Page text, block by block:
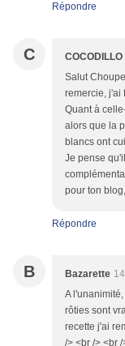
Répondre
C COCODILLO
Salut
remercie, j'ai
Quant à
alors que la
blancs ont
Je pense
pour ton
Répondre
B Bazarette
A
rôties sont
recette j'ai
/> <br /> <br